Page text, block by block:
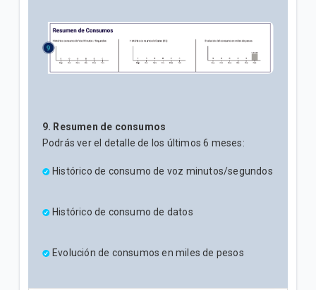
9. Resumen de consumos
Podrás ver el detalle de los últimos 6 meses:
Histórico de consumo de voz minutos/segundos
Histórico de consumo de datos
Evolución de consumos en miles de pesos